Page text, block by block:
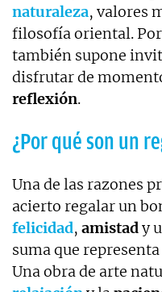
naturaleza, valores
filosofía oriental.
también supone
disfrutar de
reflexión.
¿Por qué son un
Una de las razones
acierto regalar un
felicidad, amistady
suma que representa
Una obra de arte